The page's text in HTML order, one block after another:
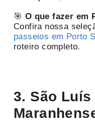
🎯 O que fazer em
Confira nossa
passeios em Porto
roteiro completo.
3. São